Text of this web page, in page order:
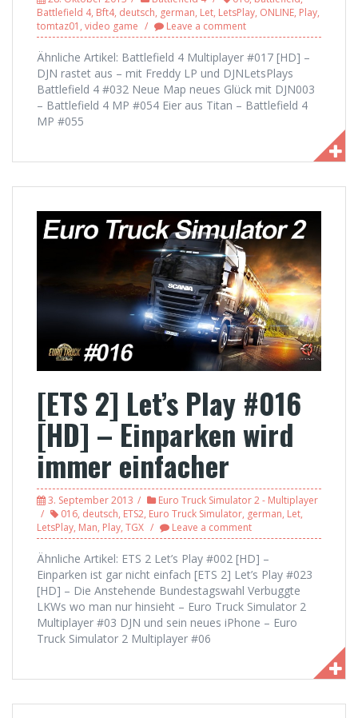
Battlefield 4, Bft4, deutsch, german, Let, LetsPlay, ONLINE, Play,
tomtaz01, video game Leave a comment
Ähnliche Artikel: Battlefield 4 Multiplayer #017 [HD] –
DJN rastet aus – mit Freddy LP und DJNLetsPlays
Battlefield 4 #032 Neue Map neues Glück mit DJN003
– Battlefield 4 MP #054 Eier aus Titan – Battlefield 4
MP #055
[ETS 2] Let’s Play #016
[HD] – Einparken wird
immer einfacher
3. September 2013
Euro Truck Simulator 2 - Multiplayer
016, deutsch, ETS2, Euro Truck Simulator, german, Let,
LetsPlay, Man, Play, TGX Leave a comment
Ähnliche Artikel: ETS 2 Let’s Play #002 [HD] –
Einparken ist gar nicht einfach [ETS 2] Let’s Play #023
[HD] – Die Anstehende Bundestagswahl Verbuggte
LKWs wo man nur hinsieht – Euro Truck Simulator 2
Multiplayer #03 DJN und sein neues iPhone – Euro
Truck Simulator 2 Multiplayer #06